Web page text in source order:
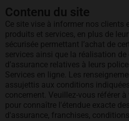
Contenu du site
Ce site vise à informer nos clients
produits et services, en plus de
sécurisée permettant l’achat de
services ainsi que la réalisation
d’assurance relatives à leurs
Services en ligne. Les
assujettis aux conditions
concernent. Veuillez-vous référer
pour connaître l'étendue exacte
d'assurance, franchises,